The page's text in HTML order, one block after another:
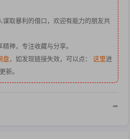
取暴利的借口，欢迎有能力的朋友共
神，专注收藏与分享。
盘，如发现链接失效，可以点： 这里进
新。
➦